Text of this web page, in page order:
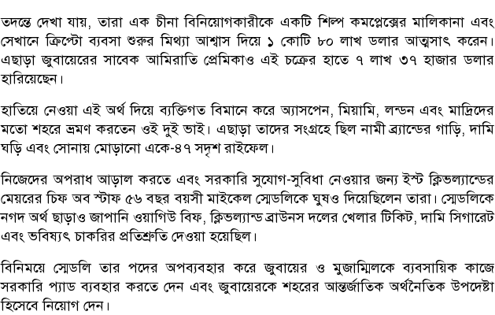
তদন্তে দেখা যায়, তারা এক চীনা বিনিয়োগকারীকে একটি শিল্প কমপ্লেক্সের মালিকানা এবং
সেখানে ক্রিপ্টো ব্যবসা শুরুর মিথ্যা আশ্বাস দিয়ে ১ কোটি ৮০ লাখ ডলার আত্মসাৎ করেন।
এছাড়া জুবায়েরের সাবেক আমিরাতি প্রেমিকাও এই চক্রের হাতে ৭ লাখ ৩৭ হাজার ডলার
হারিয়েছেন।
হাতিয়ে নেওয়া এই অর্থ দিয়ে ব্যক্তিগত বিমানে করে অ্যাসপেন, মিয়ামি, লন্ডন এবং মাদ্রিদের
মতো শহরে ভ্রমণ করতেন ওই দুই ভাই। এছাড়া তাদের সংগ্রহে ছিল নামী ব্র্যান্ডের গাড়ি, দামি
ঘড়ি এবং সোনায় মোড়ানো একে-৪৭ সদৃশ রাইফেল।
নিজেদের অপরাধ আড়াল করতে এবং সরকারি সুযোগ-সুবিধা নেওয়ার জন্য ইস্ট ক্লিভল্যান্ডের
মেয়রের চিফ অব স্টাফ ৫৬ বছর বয়সী মাইকেল স্মেডলিকে ঘুষও দিয়েছিলেন তারা। স্মেডলিকে
নগদ অর্থ ছাড়াও জাপানি ওয়াগিউ বিফ, ক্লিভল্যান্ড ব্রাউনস দলের খেলার টিকিট, দামি সিগারেট
এবং ভবিষ্যৎ চাকরির প্রতিশ্রুতি দেওয়া হয়েছিল।
বিনিময়ে স্মেডলি তার পদের অপব্যবহার করে জুবায়ের ও মুজাম্মিলকে ব্যবসায়িক কাজে
সরকারি প্যাড ব্যবহার করতে দেন এবং জুবায়েরকে শহরের আন্তর্জাতিক অর্থনৈতিক উপদেষ্টা
হিসেবে নিয়োগ দেন।